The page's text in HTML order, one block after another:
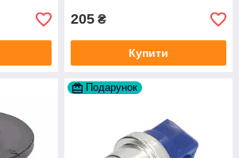
205 ₴
Купити
Подарунок